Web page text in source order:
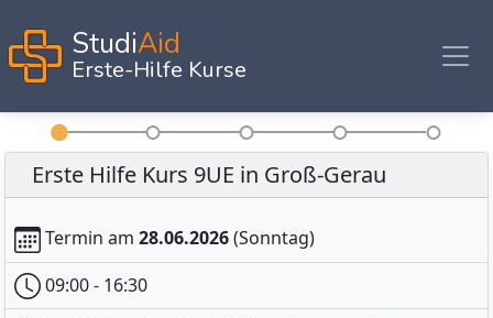
StudiAid
Erste-Hilfe Kurse
Erste Hilfe Kurs 9UE in Groß-Gerau
Termin am 28.06.2026(Sonntag)
09:00 - 16:30